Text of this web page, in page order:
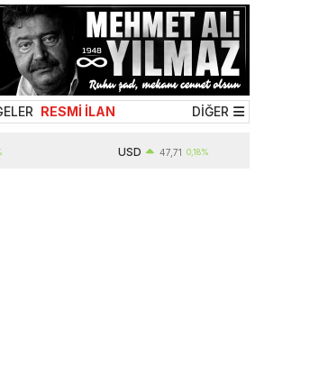
RESMİ İLAN DİĞER
47,71 0,18%